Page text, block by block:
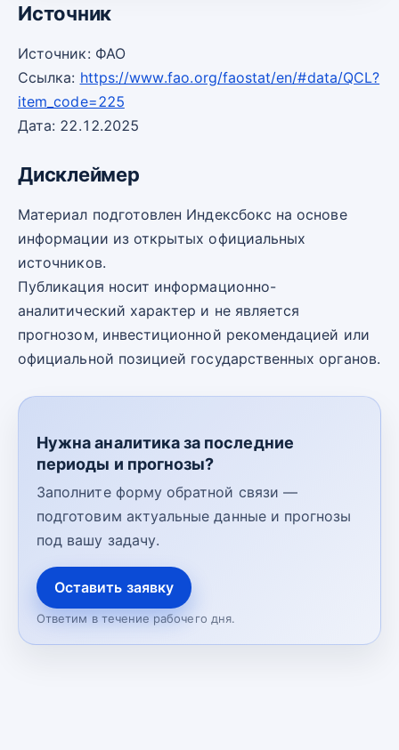
Источник
Источник: ФАО
Ссылка: https://www.fao.org/faostat/en/#data/QCL?
item_code=225
Дата: 22.12.2025
Дисклеймер
Материал подготовлен Индексбокс на основе
информации из открытых официальных
источников.
Публикация носит информационно-
аналитический характер и не является
прогнозом, инвестиционной рекомендацией или
официальной позицией государственных органов.
Нужна аналитика за последние
периоды и прогнозы?
Заполните форму обратной связи —
подготовим актуальные данные и прогнозы
под вашу задачу.
Оставить заявку
Ответим в течение рабочего дня.